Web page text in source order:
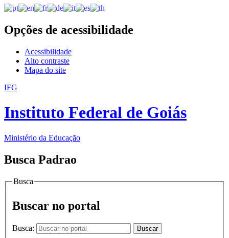
Opções de acessibilidade
Acessibilidade
Alto contraste
Mapa do site
IFG
Instituto Federal de Goiás
Ministério da Educação
Busca Padrao
Busca
Buscar no portal
Busca: Buscar